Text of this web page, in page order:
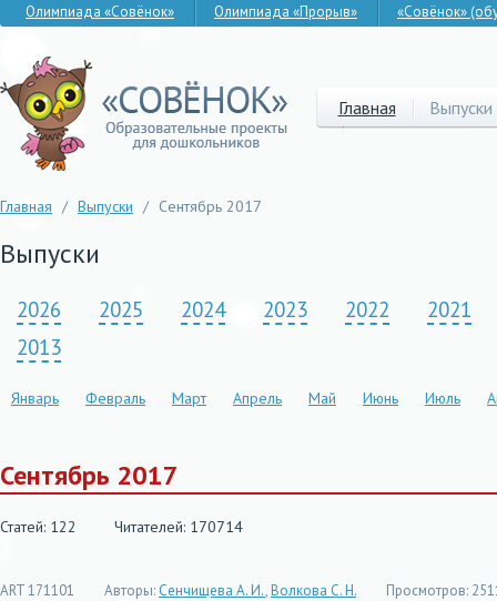
Олимпиада «Совёнок» Олимпиада «Прорыв» «Совёнок»
Главная Выпуски
Главная / Выпуски / Сентябрь 2017
Выпуски
2026 2025 2024 2023 2022
2021
2013
Январь Февраль Март Апрель Май Июнь Июль
Сентябрь 2017
Статей: 122 Читателей: 170714
ART 171101 Авторы: Сенчищева А. И.,Волкова С. Н. Просмотров: